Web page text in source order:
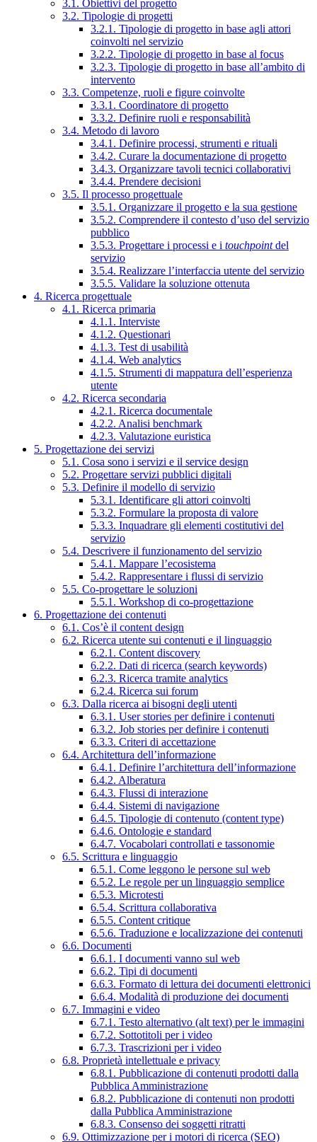
3.1. Obiettivi del progetto
3.2. Tipologie di progetti
3.2.1. Tipologie di progetto in base agli attori
coinvolti nel servizio
3.2.2. Tipologie di progetto in base al focus
3.2.3. Tipologie di progetto in base all’ambito di
intervento
3.3. Competenze, ruoli e figure coinvolte
3.3.1. Coordinatore di progetto
3.3.2. Definire ruoli e responsabilità
3.4. Metodo di lavoro
3.4.1. Definire processi, strumenti e rituali
3.4.2. Curare la documentazione di progetto
3.4.3. Organizzare tavoli tecnici collaborativi
3.4.4. Prendere decisioni
3.5. Il processo progettuale
3.5.1. Organizzare il progetto e la sua gestione
3.5.2. Comprendere il contesto d’uso del servizio
pubblico
3.5.3. Progettare i processi e i touchpointdel
servizio
3.5.4. Realizzare l’interfaccia utente del servizio
3.5.5. Validare la soluzione ottenuta
4. Ricerca progettuale
4.1. Ricerca primaria
4.1.1. Interviste
4.1.2. Questionari
4.1.3. Test di usabilità
4.1.4. Web analytics
4.1.5. Strumenti di mappatura dell’esperienza
utente
4.2. Ricerca secondaria
4.2.1. Ricerca documentale
4.2.2. Analisi benchmark
4.2.3. Valutazione euristica
5. Progettazione dei servizi
5.1. Cosa sono i servizi e il service design
5.2. Progettare servizi pubblici digitali
5.3. Definire il modello di servizio
5.3.1. Identificare gli attori coinvolti
5.3.2. Formulare la proposta di valore
5.3.3. Inquadrare gli elementi costitutivi del
servizio
5.4. Descrivere il funzionamento del servizio
5.4.1. Mappare l’ecosistema
5.4.2. Rappresentare i flussi di servizio
5.5. Co-progettare le soluzioni
5.5.1. Workshop di co-progettazione
6. Progettazione dei contenuti
6.1. Cos’è il content design
6.2. Ricerca utente sui contenuti e il linguaggio
6.2.1. Content discovery
6.2.2. Dati di ricerca (search keywords)
6.2.3. Ricerca tramite analytics
6.2.4. Ricerca sui forum
6.3. Dalla ricerca ai bisogni degli utenti
6.3.1. User stories per definire i contenuti
6.3.2. Job stories per definire i contenuti
6.3.3. Criteri di accettazione
6.4. Architettura dell’informazione
6.4.1. Definire l’architettura dell’informazione
6.4.2. Alberatura
6.4.3. Flussi di interazione
6.4.4. Sistemi di navigazione
6.4.5. Tipologie di contenuto (content type)
6.4.6. Ontologie e standard
6.4.7. Vocabolari controllati e tassonomie
6.5. Scrittura e linguaggio
6.5.1. Come leggono le persone sul web
6.5.2. Le regole per un linguaggio semplice
6.5.3. Microtesti
6.5.4. Scrittura collaborativa
6.5.5. Content critique
6.5.6. Traduzione e localizzazione dei contenuti
6.6. Documenti
6.6.1. I documenti vanno sul web
6.6.2. Tipi di documenti
6.6.3. Formato di lettura dei documenti elettronici
6.6.4. Modalità di produzione dei documenti
6.7. Immagini e video
6.7.1. Testo alternativo (alt text) per le immagini
6.7.2. Sottotitoli per i video
6.7.3. Trascrizioni per i video
6.8. Proprietà intellettuale e privacy
6.8.1. Pubblicazione di contenuti prodotti dalla
Pubblica Amministrazione
6.8.2. Pubblicazione di contenuti non prodotti
dalla Pubblica Amministrazione
6.8.3. Consenso dei soggetti ritratti
6.9. Ottimizzazione per i motori di ricerca (SEO)